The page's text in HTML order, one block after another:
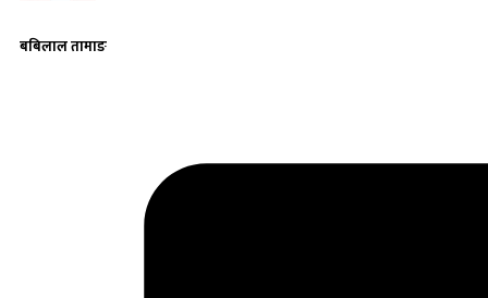
बबिलाल तामाङ